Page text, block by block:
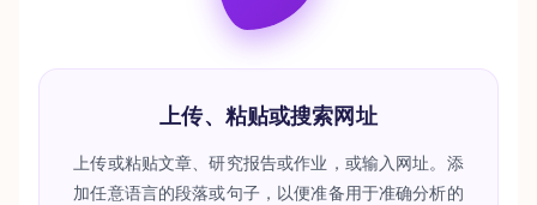
上传、粘贴或搜索网址
上传或粘贴文章、研究报告或作业，或输入网址。添
加任意语言的段落或句子，以便准备用于准确分析的